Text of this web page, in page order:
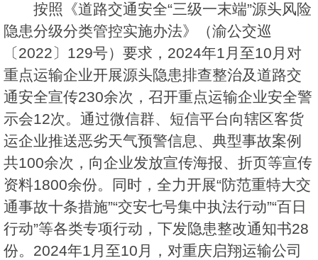
按照《道路交通安全“三级一末端”源头风险
隐患分级分类管控实施办法》（渝公交巡
〔2022〕129号）要求，2024年1月至10月对
重点运输企业开展源头隐患排查整治及道路交
通安全宣传230余次，召开重点运输企业安全警
示会12次。通过微信群、短信平台向辖区客货
运企业推送恶劣天气预警信息、典型事故案例
共100余次，向企业发放宣传海报、折页等宣传
资料1800余份。同时，全力开展“防范重特大交
通事故十条措施”“交安七号集中执法行动”“百日
行动”等各类专项行动，下发隐患整改通知书28
份。2024年1月至10月，对重庆启翔运输公司